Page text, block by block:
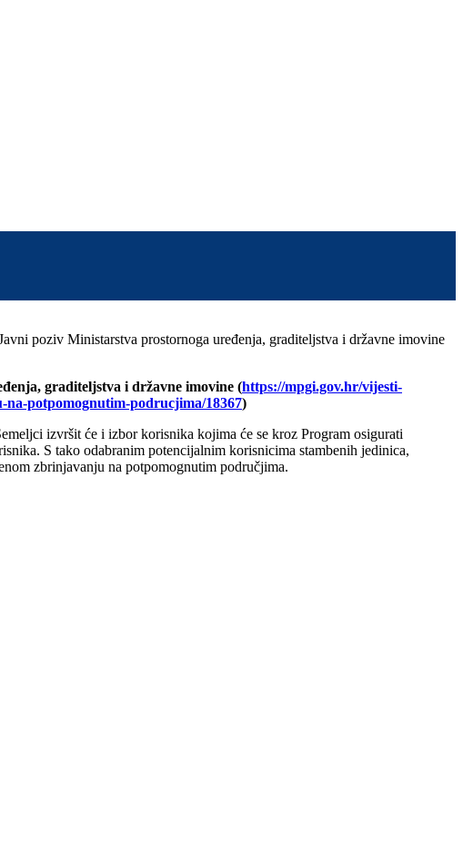
poziv Ministarstva prostornoga uređenja, graditeljstva i državne imovine
graditeljstva i državne imovine (https://mpgi.gov.hr/vijesti-
potpomognutim-podrucjima/18367)
izvršit će i izbor korisnika kojima će se kroz Program osigurati
S tako odabranim potencijalnim korisnicima stambenih jedinica,
zbrinjavanju na potpomognutim područjima.